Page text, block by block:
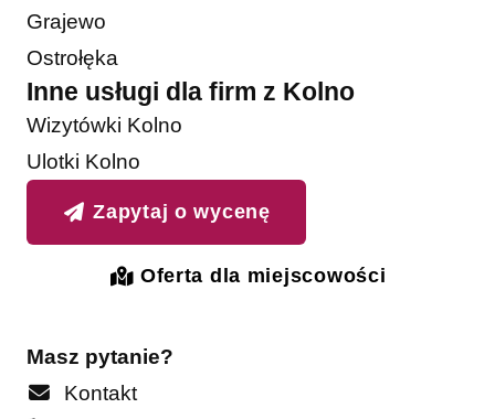
Grajewo
Ostrołęka
Inne usługi dla firm z Kolno
Wizytówki Kolno
Ulotki Kolno
Zapytaj o wycenę
Oferta dla miejscowości
Masz pytanie?
Kontakt